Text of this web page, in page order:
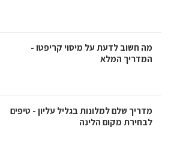
מה חשוב לדעת על מיסוי קריפטו -
המדריך המלא
מדריך שלם למלונות בגליל עליון - טיפים
לבחירת מקום הלינה